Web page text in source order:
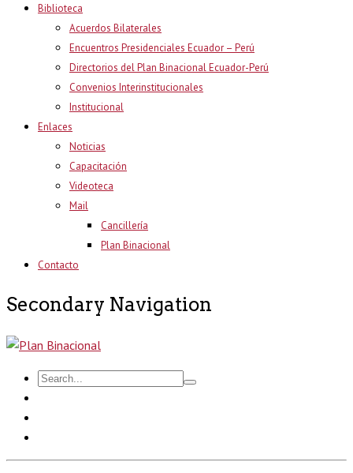
Biblioteca
Acuerdos Bilaterales
Encuentros Presidenciales Ecuador – Perú
Directorios del Plan Binacional Ecuador-Perú
Convenios Interinstitucionales
Institucional
Enlaces
Noticias
Capacitación
Videoteca
Mail
Cancillería
Plan Binacional
Contacto
Secondary Navigation